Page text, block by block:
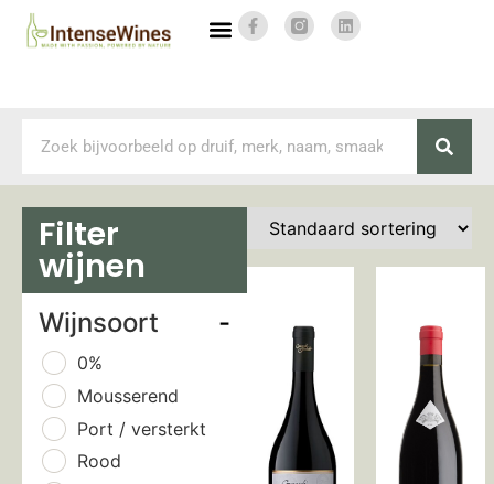
Filter
wijnen
Wijnsoort -
0%
Mousserend
Port / versterkt
Rood